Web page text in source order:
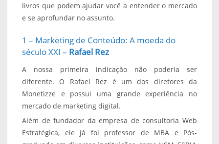
livros que podem ajudar você a entender o mercado
e se aprofundar no assunto.
1 – Marketing de Conteúdo: A moeda do
século XXI – Rafael Rez
A nossa primeira indicação não poderia ser
diferente. O Rafael Rez é um dos diretores da
Monetizze e possui uma grande experiência no
mercado de marketing digital.
Além de fundador da empresa de consultoria Web
Estratégica, ele já foi professor de MBA e Pós-